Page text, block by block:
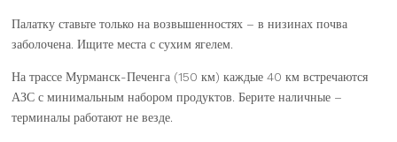
Палатку ставьте только на возвышенностях – в низинах почва
заболочена. Ищите места с сухим ягелем.
На трассе Мурманск-Печенга (150 км) каждые 40 км встречаются
АЗС с минимальным набором продуктов. Берите наличные –
терминалы работают не везде.